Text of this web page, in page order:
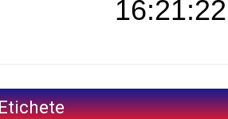
16:21:23